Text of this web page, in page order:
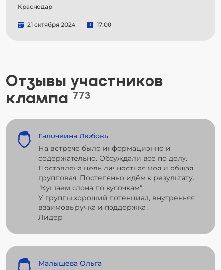
Краснодар
21 октября 2024 17:00
Отзывы участников
клампа 773
Галочкина Любовь
На встрече было информационно и
содержательно. Обсуждали всё по делу.
Поставлена цель личностная моя и общая
групповая. Постепенно идём к результату.
"Кушаем слона по кусочкам"
У группы хороший потенциал, внутренняя
взаимовыручка и поддержка .
Лидер
Малышева Ольга